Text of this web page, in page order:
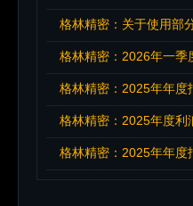
格林精密：关于使用部
格林精密：2026年一季
格林精密：2025年年度
格林精密：2025年度利
格林精密：2025年年度